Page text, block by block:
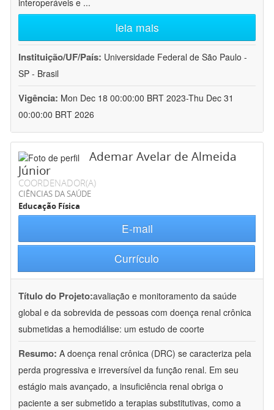
interoperáveis e ...
leia mais
Instituição/UF/País: Universidade Federal de São Paulo -
SP - Brasil
Vigência: Mon Dec 18 00:00:00 BRT 2023-Thu Dec 31
00:00:00 BRT 2026
Ademar Avelar de Almeida
Júnior
COORDENADOR(A)
CIÊNCIAS DA SAÚDE
Educação Física
E-mail
Currículo
Título do Projeto:avaliação e monitoramento da saúde
global e da sobrevida de pessoas com doença renal crônica
submetidas a hemodiálise: um estudo de coorte
Resumo: A doença renal crônica (DRC) se caracteriza pela
perda progressiva e irreversível da função renal. Em seu
estágio mais avançado, a insuficiência renal obriga o
paciente a ser submetido a terapias substitutivas, como a